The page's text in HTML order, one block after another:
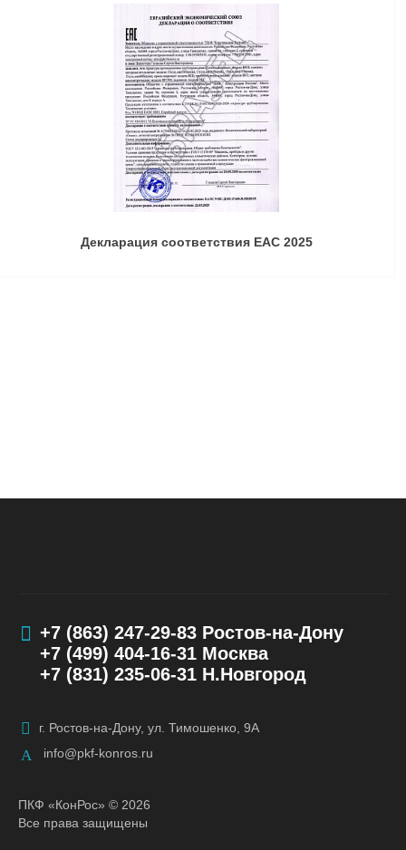
Декларация соответствия ЕАС 2025
+7 (863) 247-29-83Ростов-на-Дону
+7 (499) 404-16-31Москва
+7 (831) 235-06-31Н.Новгород
г. Ростов-на-Дону, ул. Тимошенко, 9А
info@pkf-konros.ru
ПКФ «КонРос» © 2026
Все права защищены